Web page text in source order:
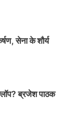
सेना के शौर्य
ब्रजेश पाठक